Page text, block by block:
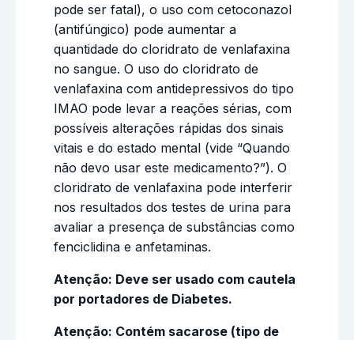
pode ser fatal), o uso com cetoconazol
(antifúngico) pode aumentar a
quantidade do cloridrato de venlafaxina
no sangue. O uso do cloridrato de
venlafaxina com antidepressivos do tipo
IMAO pode levar a reações sérias, com
possíveis alterações rápidas dos sinais
vitais e do estado mental (vide “Quando
não devo usar este medicamento?”). O
cloridrato de venlafaxina pode interferir
nos resultados dos testes de urina para
avaliar a presença de substâncias como
fenciclidina e anfetaminas.
Atenção: Deve ser usado com cautela
por portadores de Diabetes.
Atenção: Contém sacarose (tipo de